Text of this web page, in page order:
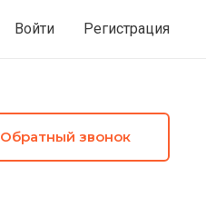
Войти Регистрация
Обратный звонок